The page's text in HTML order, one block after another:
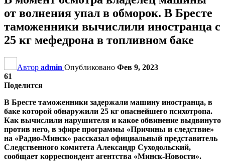
от волнения упал в обморок. В Бресте
таможенники вычислили иностранца с
25 кг мефедрона в топливном баке
Автор admin Опубликовано Фев 9, 2023
61
Поделится
В Бресте таможенники задержали машину иностранца, в
баке которой обнаружили 25 кг опаснейшего психотропа.
Как вычислили нарушителя и какое обвинение выдвинуто
против него, в эфире программы «Причины и следствие»
на «Радио-Минск» рассказал официальный представитель
Следственного комитета Александр Суходольский,
сообщает корреспондент агентства «Минск-Новости».